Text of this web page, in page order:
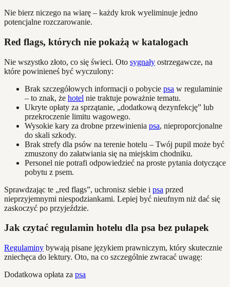
Nie bierz niczego na wiarę – każdy krok wyeliminuje jedno
potencjalne rozczarowanie.
Red flags, których nie pokażą w katalogach
Nie wszystko złoto, co się świeci. Oto sygnały ostrzegawcze, na
które powinieneś być wyczulony:
Brak szczegółowych informacji o pobycie psa w regulaminie
– to znak, że hotel nie traktuje poważnie tematu.
Ukryte opłaty za sprzątanie, „dodatkową dezynfekcję” lub
przekroczenie limitu wagowego.
Wysokie kary za drobne przewinienia psa, nieproporcjonalne
do skali szkody.
Brak strefy dla psów na terenie hotelu – Twój pupil może być
zmuszony do załatwiania się na miejskim chodniku.
Personel nie potrafi odpowiedzieć na proste pytania dotyczące
pobytu z psem.
Sprawdzając te „red flags”, uchronisz siebie i psa przed
nieprzyjemnymi niespodziankami. Lepiej być nieufnym niż dać się
zaskoczyć po przyjeździe.
Jak czytać regulamin hotelu dla psa bez pułapek
Regulaminy bywają pisane językiem prawniczym, który skutecznie
zniechęca do lektury. Oto, na co szczególnie zwracać uwagę:
Dodatkowa opłata za psa